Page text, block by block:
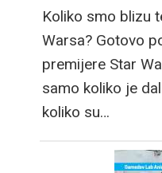
Koliko smo blizu
Warsa? Gotovo
premijere Star
samo koliko je
koliko su…